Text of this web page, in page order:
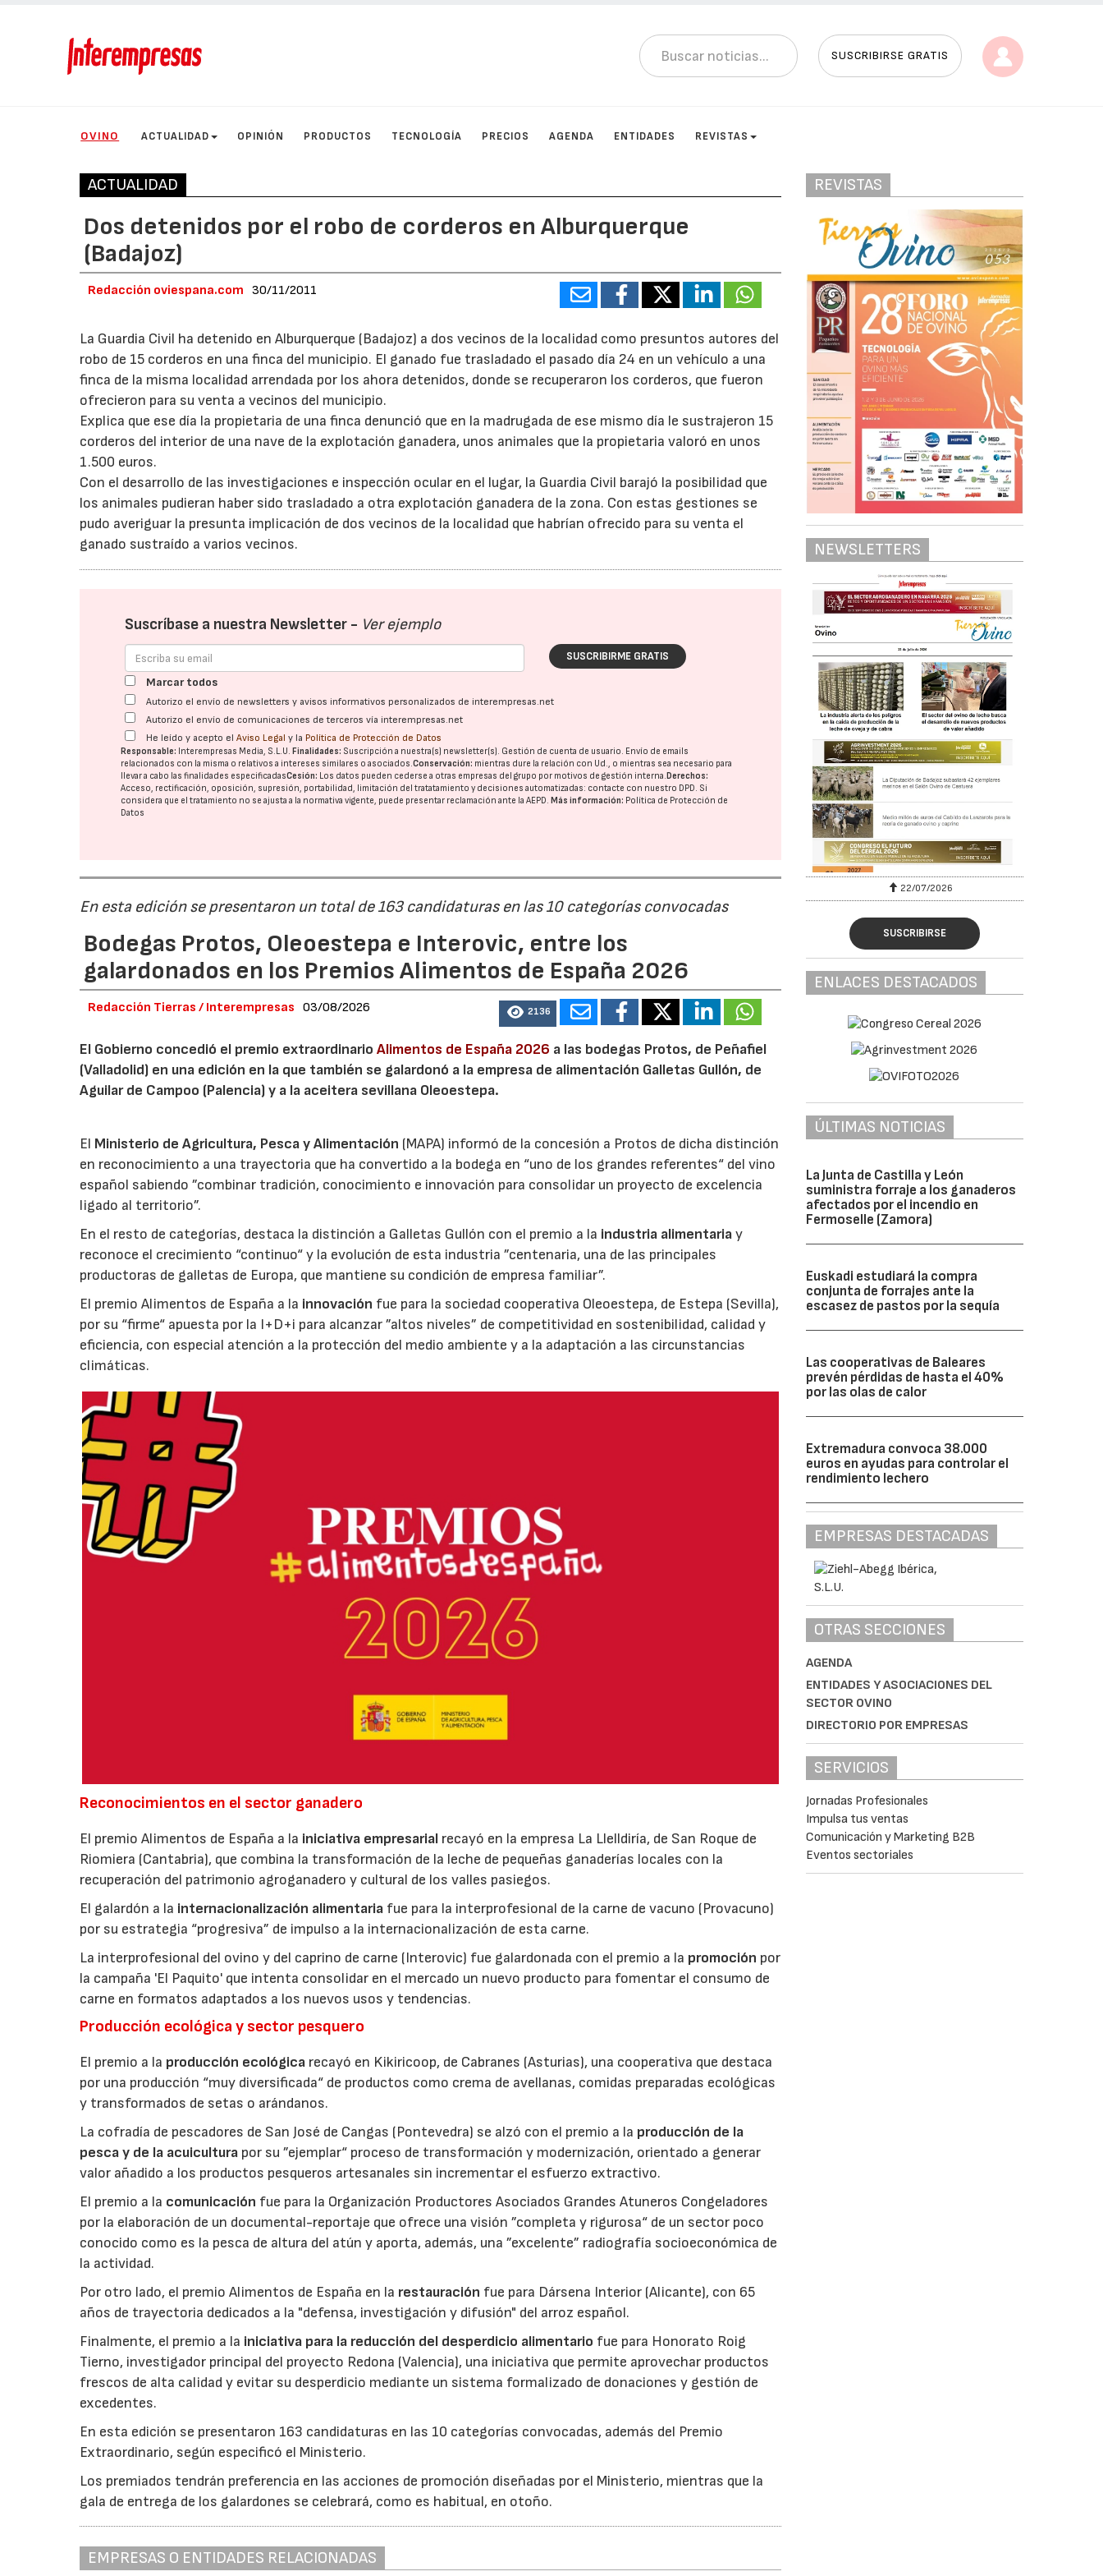
SUSCRIBIRSE GRATIS
OVINO ACTUALIDAD OPINIÓN PRODUCTOS TECNOLOGÍA PRECIOS AGENDA ENTIDADES REVISTAS
ACTUALIDAD
Dos detenidos por el robo de corderos en Alburquerque
(Badajoz)
Redacción oviespana.com 30/11/2011
La Guardia Civil ha detenido en Alburquerque (Badajoz) a dos vecinos de la localidad como presuntos autores del
robo de 15 corderos en una finca del municipio. El ganado fue trasladado el pasado día 24 en un vehículo a una
finca de la misma localidad arrendada por los ahora detenidos, donde se recuperaron los corderos, que fueron
ofrecieron para su venta a vecinos del municipio.
Explica que ese día la propietaria de una finca denunció que en la madrugada de ese mismo día le sustrajeron 15
corderos del interior de una nave de la explotación ganadera, unos animales que la propietaria valoró en unos
1.500 euros.
Con el desarrollo de las investigaciones e inspección ocular en el lugar, la Guardia Civil barajó la posibilidad que
los animales pudieran haber sido trasladado a otra explotación ganadera de la zona. Con estas gestiones se
pudo averiguar la presunta implicación de dos vecinos de la localidad que habrían ofrecido para su venta el
ganado sustraído a varios vecinos.
Suscríbase a nuestra Newsletter - Ver ejemplo
SUSCRIBIRME GRATIS
Marcar todos
Autorizo el envío de newsletters y avisos informativos personalizados de interempresas.net
Autorizo el envío de comunicaciones de terceros vía interempresas.net
He leído y acepto elAviso Legal y la Política de Protección de Datos
Responsable: Interempresas Media, S.L.U. Finalidades: Suscripción a nuestra(s) newsletter(s). Gestión de cuenta de usuario. Envío de emails
relacionados con la misma o relativos a intereses similares o asociados.Conservación: mientras dure la relación con Ud., o mientras sea necesario para
llevar a cabo las finalidades especificadasCesión: Los datos pueden cederse a otras empresas del grupo por motivos de gestión interna. Derechos:
Acceso, rectificación, oposición, supresión, portabilidad, limitación del tratatamiento y decisiones automatizadas: contacte con nuestro DPD. Si
considera que el tratamiento no se ajusta a la normativa vigente, puede presentar reclamación ante laAEPD. Más información: Política de Protección de
Datos
En esta edición se presentaron un total de 163 candidaturas en las 10 categorías convocadas
Bodegas Protos, Oleoestepa e Interovic, entre los
galardonados en los Premios Alimentos de España 2026
Redacción Tierras / Interempresas 03/08/2026 2136
El Gobierno concedió el premio extraordinarioAlimentos de España 2026 a las bodegas Protos, de Peñafiel
(Valladolid) en una edición en la que también se galardonó a la empresa de alimentación Galletas Gullón, de
Aguilar de Campoo (Palencia) y a la aceitera sevillana Oleoestepa.
El Ministerio de Agricultura, Pesca y Alimentación (MAPA) informó de la concesión a Protos de dicha distinción
en reconocimiento a una trayectoria que ha convertido a la bodega en “uno de los grandes referentes“ del vino
español sabiendo ”combinar tradición, conocimiento e innovación para consolidar un proyecto de excelencia
ligado al territorio”.
En el resto de categorías, destaca la distinción a Galletas Gullón con el premio a la industria alimentariay
reconoce el crecimiento “continuo“ y la evolución de esta industria ”centenaria, una de las principales
productoras de galletas de Europa, que mantiene su condición de empresa familiar”.
El premio Alimentos de España a la innovación fue para la sociedad cooperativa Oleoestepa, de Estepa (Sevilla),
por su “firme“ apuesta por la I+D+i para alcanzar ”altos niveles” de competitividad en sostenibilidad, calidad y
eficiencia, con especial atención a la protección del medio ambiente y a la adaptación a las circunstancias
climáticas.
Reconocimientos en el sector ganadero
El premio Alimentos de España a la iniciativa empresarial recayó en la empresa La Llelldiría, de San Roque de
Riomiera (Cantabria), que combina la transformación de la leche de pequeñas ganaderías locales con la
recuperación del patrimonio agroganadero y cultural de los valles pasiegos.
El galardón a la internacionalización alimentaria fue para la interprofesional de la carne de vacuno (Provacuno)
por su estrategia “progresiva” de impulso a la internacionalización de esta carne.
La interprofesional del ovino y del caprino de carne (Interovic) fue galardonada con el premio a la promoción por
la campaña 'El Paquito' que intenta consolidar en el mercado un nuevo producto para fomentar el consumo de
carne en formatos adaptados a los nuevos usos y tendencias.
Producción ecológica y sector pesquero
El premio a la producción ecológica recayó en Kikiricoop, de Cabranes (Asturias), una cooperativa que destaca
por una producción “muy diversificada“ de productos como crema de avellanas, comidas preparadas ecológicas
y transformados de setas o arándanos.
La cofradía de pescadores de San José de Cangas (Pontevedra) se alzó con el premio a la producción de la
pesca y de la acuicultura por su ”ejemplar“ proceso de transformación y modernización, orientado a generar
valor añadido a los productos pesqueros artesanales sin incrementar el esfuerzo extractivo.
El premio a la comunicación fue para la Organización Productores Asociados Grandes Atuneros Congeladores
por la elaboración de un documental-reportaje que ofrece una visión ”completa y rigurosa“ de un sector poco
conocido como es la pesca de altura del atún y aporta, además, una ”excelente” radiografía socioeconómica de
la actividad.
Por otro lado, el premio Alimentos de España en la restauración fue para Dársena Interior (Alicante), con 65
años de trayectoria dedicados a la "defensa, investigación y difusión" del arroz español.
Finalmente, el premio a la iniciativa para la reducción del desperdicio alimentario fue para Honorato Roig
Tierno, investigador principal del proyecto Redona (Valencia), una iniciativa que permite aprovechar productos
frescos de alta calidad y evitar su desperdicio mediante un sistema formalizado de donaciones y gestión de
excedentes.
En esta edición se presentaron 163 candidaturas en las 10 categorías convocadas, además del Premio
Extraordinario, según especificó el Ministerio.
Los premiados tendrán preferencia en las acciones de promoción diseñadas por el Ministerio, mientras que la
gala de entrega de los galardones se celebrará, como es habitual, en otoño.
EMPRESAS O ENTIDADES RELACIONADAS
REVISTAS
NEWSLETTERS
22/07/2026
SUSCRIBIRSE
ENLACES DESTACADOS
ÚLTIMAS NOTICIAS
La Junta de Castilla y León
suministra forraje a los ganaderos
afectados por el incendio en
Fermoselle (Zamora)
Euskadi estudiará la compra
conjunta de forrajes ante la
escasez de pastos por la sequía
Las cooperativas de Baleares
prevén pérdidas de hasta el 40%
por las olas de calor
Extremadura convoca 38.000
euros en ayudas para controlar el
rendimiento lechero
EMPRESAS DESTACADAS
OTRAS SECCIONES
AGENDA
ENTIDADES Y ASOCIACIONES DEL
SECTOR OVINO
DIRECTORIO POR EMPRESAS
SERVICIOS
Jornadas Profesionales
Impulsa tus ventas
Comunicación y Marketing B2B
Eventos sectoriales